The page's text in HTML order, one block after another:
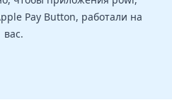
Pay Button, работали на
вас.